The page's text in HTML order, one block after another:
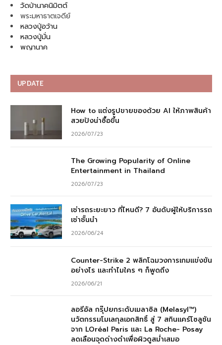
วัดป่านาคนิมิตต์
พระมหาธาตเจดีย์
หลวงปู่อว้าน
หลวงปู่มั่น
พญานาค
UPDATE
How to แต่งรูปขายของด้วย AI ให้ภาพสินค้า
สวยปังน่าซื้อขึ้น
2026/07/23
The Growing Popularity of Online
Entertainment in Thailand
2026/07/23
เช่ารถระยะยาว ที่ไหนดี? 7 อันดับผู้ให้บริการรถ
เช่าชั้นนำ
2026/06/24
Counter-Strike 2 พลิกโฉมวงการเกมแข่งขัน
อย่างไร และทำไมใคร ๆ ก็พูดถึง
2026/06/21
ลอรีอัล กรุ๊ปยกระดับเมลาซิล (Melasyl™)
นวัตกรรมโมเลกุลเอกสิทธิ์ สู่ 7 สกินแคร์โซลูชัน
จาก LOréal Paris และ La Roche- Posay
ลดเลือนจุดด่างดำเพื่อผิวดูสม่ำเสมอ